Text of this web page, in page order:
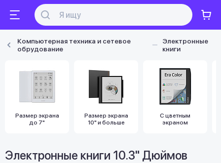
Компьютерная техника и сетевое
обрудование
Электронные
книги
Размер экрана
до 7"
Размер экрана
10" и больше
С цветным
экраном
Электронные книги 10.3" Дюймов